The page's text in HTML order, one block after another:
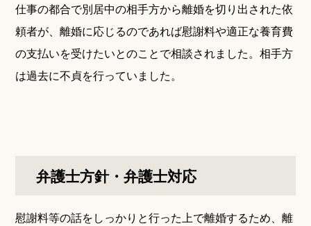
仕事の都合で別居中の相手方から離婚を切り出された依
頼者が、離婚に応じるのであれば慰謝料や適正な養育費
の支払いを受けたいとのことで相談されました。相手方
は過去に不貞を行っていました。
弁護士方針・弁護士対応
慰謝料等の話をしっかりと行った上で離婚するため、離